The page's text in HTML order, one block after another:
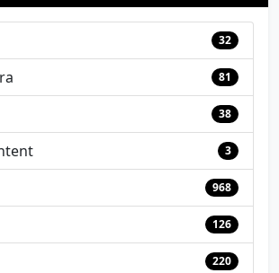
32
81
38
3
968
126
220